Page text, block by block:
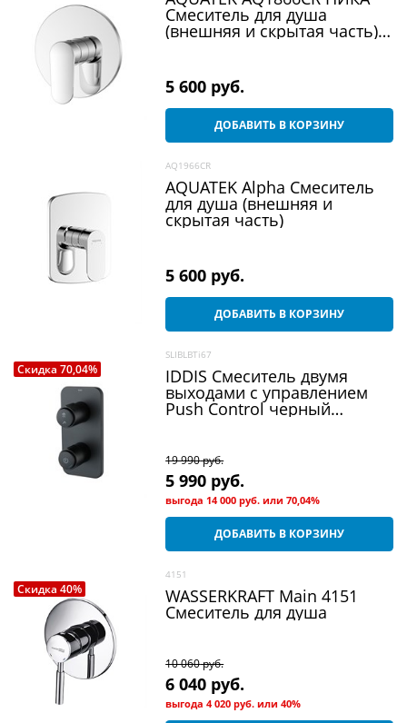
Смеситель для душа
(внешняя и скрытая часть),
5 600 руб.
ДОБАВИТЬ В КОРЗИНУ
AQ1966CR
AQUATEK Alpha Смеситель
для душа (внешняя и
скрытая часть)
5 600 руб.
ДОБАВИТЬ В КОРЗИНУ
Скидка 70,04%
SLIBLBTi67
IDDIS Смеситель двумя
выходами с управлением
Push Control черный
19 990 руб.
5 990 руб.
выгода 14 000 руб. или70,04%
ДОБАВИТЬ В КОРЗИНУ
Скидка 40%
4151
WASSERKRAFT Main 4151
Смеситель для душа
10 060 руб.
6 040 руб.
выгода4 020 руб. или40%